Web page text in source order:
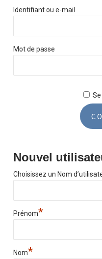
Identifiant ou e-mail
Mot de passe
Nouvel
Choisissez un Nom
Prénom*
Nom*